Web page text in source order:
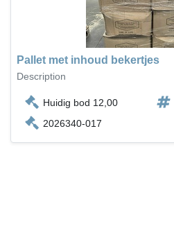
Pallet met inhoud bekertjes
Description
Huidig bod 12,00
2026340-017